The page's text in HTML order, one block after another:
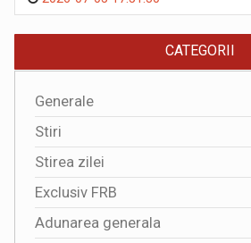
CATEGORII
Generale
Stiri
Stirea zilei
Exclusiv FRB
Adunarea generala